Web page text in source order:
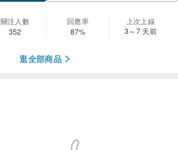
關注人數
352
回應率
87%
上次上線
3～7 天前
逛全部商品